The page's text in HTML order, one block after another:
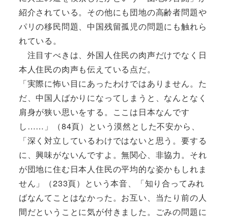
紹介されている。その他にも団地の高齢者問題や
パリの移民問題、中国残留孤児の問題にも触れら
れている。
注目すべきは、外国人住民の肉声だけでなく日
本人住民の肉声も伝えている点だ。
「実際に怖い目にあったわけではありません。た
だ、中国人ばかりになってしまうと、なんとなく
肩身が狭い思いをする。ここは日本なんです
し……」（84頁）という漠然とした不安から、
「深く対立しているわけではないと思う。要する
に、興味がないんですよ。無関心、非協力。それ
が団地に住む日本人住民の平均的な姿かもしれま
せん」（233頁）という本音、「知り合ってみれ
ばなんてことはなかった。お互い、当たり前の人
間だということに気が付きました。ごみの問題に